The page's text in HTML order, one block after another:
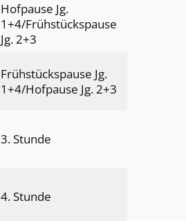
Hofpause Jg.
1+4/Frühstückspause
Jg. 2+3
Frühstückspause Jg.
1+4/Hofpause Jg. 2+3
3. Stunde
4. Stunde